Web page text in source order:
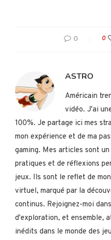
0 0
ASTRO
Américain
vidéo. J'ai
100%. Je partage ici mes
mon expérience et de ma
gaming. Mes articles sont
pratiques et de réflexions
jeux. Ils sont le reflet de
virtuel, marqué par la
continus. Rejoignez-moi
d'exploration, et ensemble,
inédits dans le monde des